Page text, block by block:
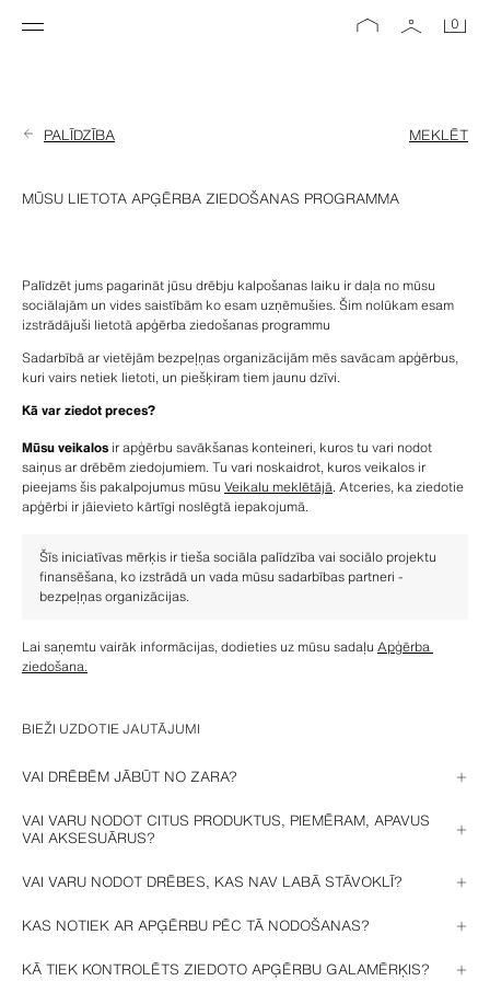
0
PALĪDZĪBA MEKLĒT
MŪSU LIETOTA APĢĒRBA ZIEDOŠANAS PROGRAMMA
Palīdzēt jums pagarināt jūsu drēbju kalpošanas laiku ir daļa no mūsu
sociālajām un vides saistībām ko esam uzņēmušies. Šim nolūkam esam
izstrādājuši lietotā apģērba ziedošanas programmu
Sadarbībā ar vietējām bezpeļņas organizācijām mēs savācam apģērbus,
kuri vairs netiek lietoti, un piešķiram tiem jaunu dzīvi.
Kā var ziedot preces?
Mūsu veikalos ir apģērbu savākšanas konteineri, kuros tu vari nodot
saiņus ar drēbēm ziedojumiem. Tu vari noskaidrot, kuros veikalos ir
pieejams šis pakalpojumus mūsu Veikalu meklētājā. Atceries, ka ziedotie
apģērbi ir jāievieto kārtīgi noslēgtā iepakojumā.
Šīs iniciatīvas mērķis ir tieša sociāla palīdzība vai sociālo projektu
finansēšana, ko izstrādā un vada mūsu sadarbības partneri -
bezpeļņas organizācijas.
Lai saņemtu vairāk informācijas, dodieties uz mūsu sadaļu Apģērba
ziedošana.
BIEŽI UZDOTIE JAUTĀJUMI
VAI DRĒBĒM JĀBŪT NO ZARA?
tekstilizstrādājumu otrreizējai pārstrādei.
VAI VARU NODOT CITUS PRODUKTUS, PIEMĒRAM, APAVUS
VAI AKSESUĀRUS?
pat rotaslietas.
VAI VARU NODOT DRĒBES, KAS NAV LABĀ STĀVOKLĪ?
Jā. Savāktās drēbes pirms atkārtotas izmantošanas vai pārstrādes tiek
sašķirotas. Apģērbu, kas ir ražots no 100% kokvilnas, vilnas vai
pārveidots par būvniecības vai autobūves materiāliem. Apģērbus, kurus
KAS NOTIEK AR APĢĒRBU PĒC TĀ NODOŠANAS?
šķirošanas centros, kur tos sašķiro un katrai precei atrod vispiemērotāko
KĀ TIEK KONTROLĒTS ZIEDOTO APĢĒRBU GALAMĒRĶIS?